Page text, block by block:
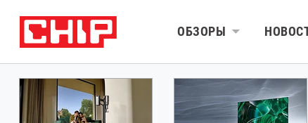
ОБЗОРЫ